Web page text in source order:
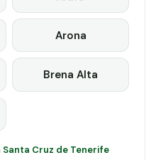
Arona
Brena Alta
Santa Cruz de Tenerife